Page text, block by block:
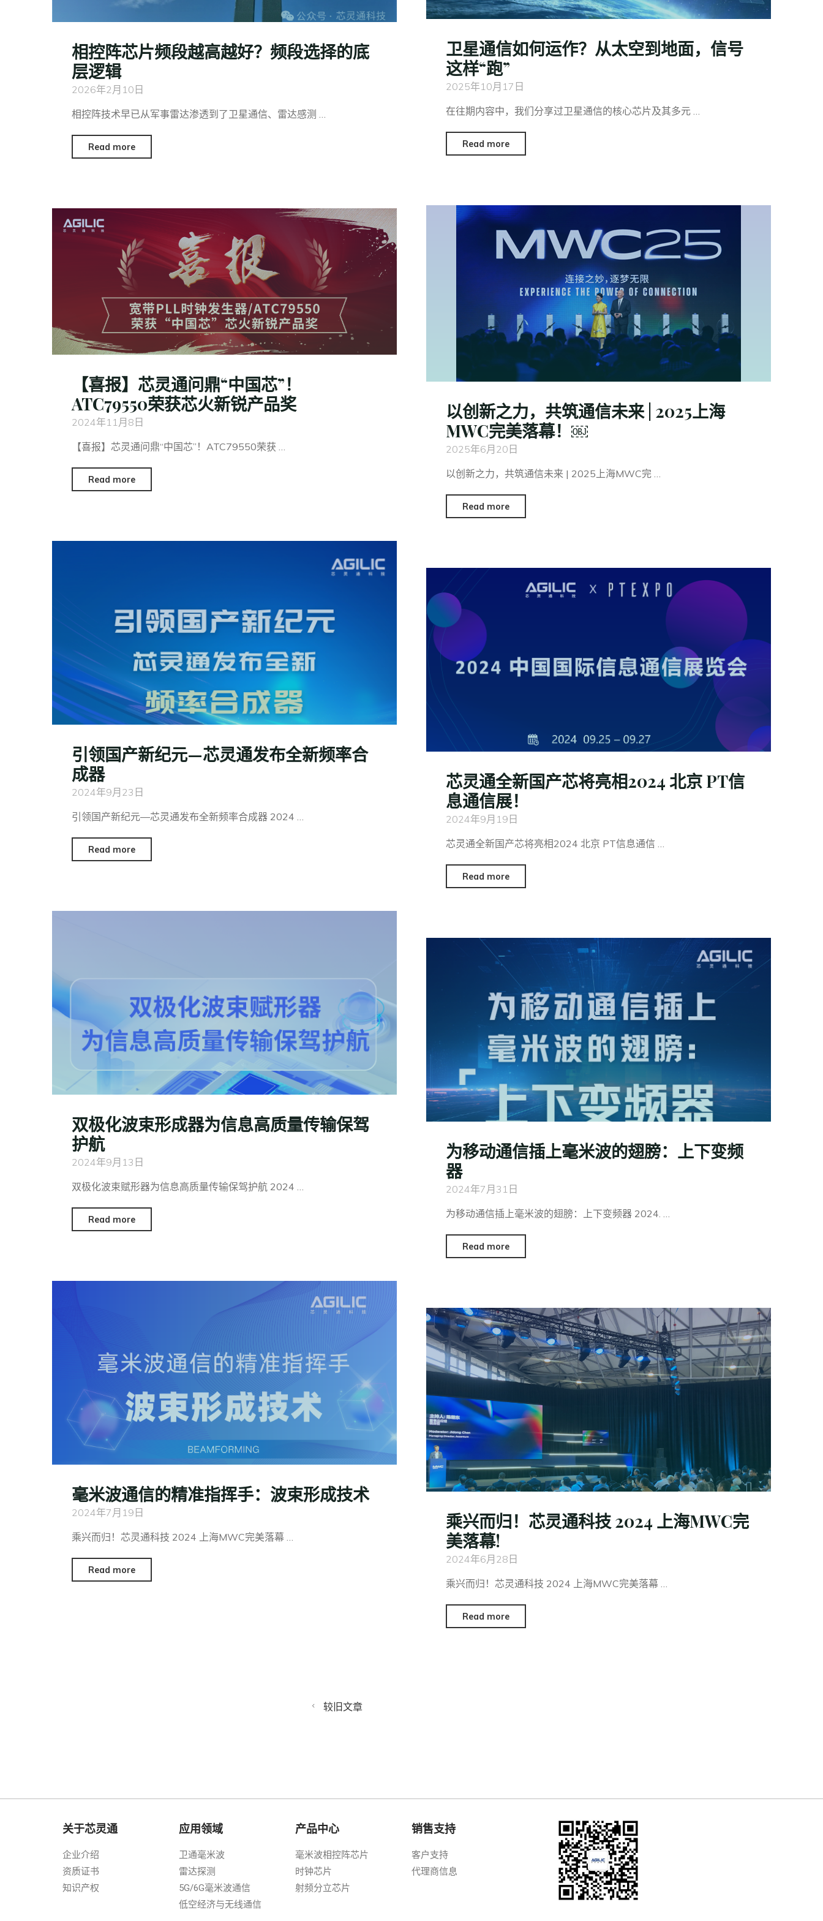
相控阵芯片频段越高越好？频段选择的底
层逻辑
2026年2月10日
相控阵技术早已从军事雷达渗透到了卫星通信、雷达感测 …
Read more
卫星通信如何运作？从太空到地面，信号
这样“跑”
2025年10月17日
在往期内容中，我们分享过卫星通信的核心芯片及其多元 …
Read more
以创新之力，共筑通信未来 | 2025上海
MWC完美落幕！￼
2025年6月20日
以创新之力，共筑通信未来 | 2025上海MWC完 …
Read more
【喜报】芯灵通问鼎“中国芯”！
ATC79550荣获芯火新锐产品奖
2024年11月8日
【喜报】芯灵通问鼎“中国芯”！ATC79550荣获 …
Read more
引领国产新纪元—芯灵通发布全新频率合
成器
2024年9月23日
引领国产新纪元—芯灵通发布全新频率合成器 2024 …
Read more
芯灵通全新国产芯将亮相2024 北京 PT信
息通信展！
2024年9月19日
芯灵通全新国产芯将亮相2024 北京 PT信息通信 …
Read more
双极化波束形成器为信息高质量传输保驾
护航
2024年9月13日
双极化波束赋形器为信息高质量传输保驾护航 2024 …
Read more
为移动通信插上毫米波的翅膀：上下变频
器
2024年7月31日
为移动通信插上毫米波的翅膀：上下变频器 2024. …
Read more
毫米波通信的精准指挥手：波束形成技术
2024年7月19日
乘兴而归！芯灵通科技 2024 上海MWC完美落幕 …
Read more
乘兴而归！芯灵通科技 2024 上海MWC完
美落幕!
2024年6月28日
乘兴而归！芯灵通科技 2024 上海MWC完美落幕 …
Read more
较旧文章
关于芯灵通
企业介绍
资质证书
知识产权
应用领域
卫通毫米波
雷达探测
5G/6G毫米波通信
低空经济与无线通信
产品中心
毫米波相控阵芯片
时钟芯片
射频分立芯片
销售支持
客户支持
代理商信息